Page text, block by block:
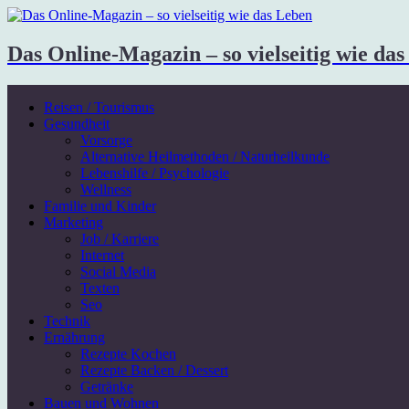
Das Online-Magazin – so vielseitig wie
Reisen / Tourismus
Gesundheit
Vorsorge
Alternative Heilmethoden / Naturheilkunde
Lebenshilfe / Psychologie
Wellness
Familie und Kinder
Marketing
Job / Karriere
Internet
Social Media
Texten
Seo
Technik
Ernährung
Rezepte Kochen
Rezepte Backen / Dessert
Getränke
Bauen und Wohnen